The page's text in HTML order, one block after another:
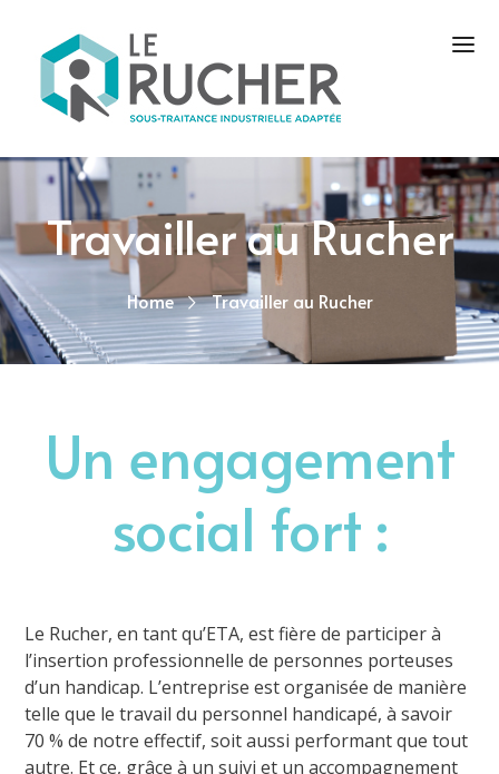
Travailler au Rucher
Home Travailler au Rucher
Un engagement
social fort :
Le Rucher, en tant qu’ETA, est fière de participer à
l’insertion professionnelle de personnes porteuses
d’un handicap. L’entreprise est organisée de manière
telle que le travail du personnel handicapé, à savoir
70 % de notre effectif, soit aussi performant que tout
autre. Et ce, grâce à un suivi et un accompagnement